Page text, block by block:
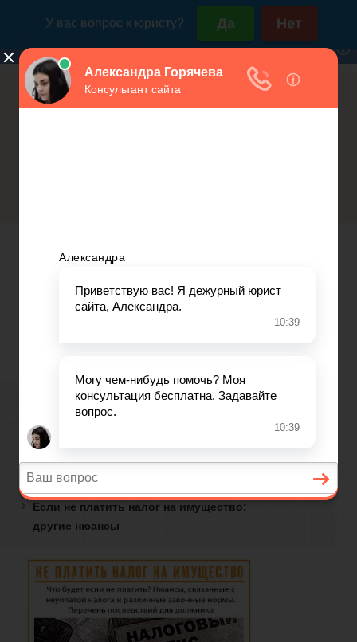
бизнеса
Бухгалтерия
Кадры
Особенности наказания при неуплате
установленные для уплаты сроки,
возможны следующие последствия:
Если не платить налог на имущество:
другие нюансы
+7(800)350-23-69 доб.603 +7(499)577-00-25 доб.603